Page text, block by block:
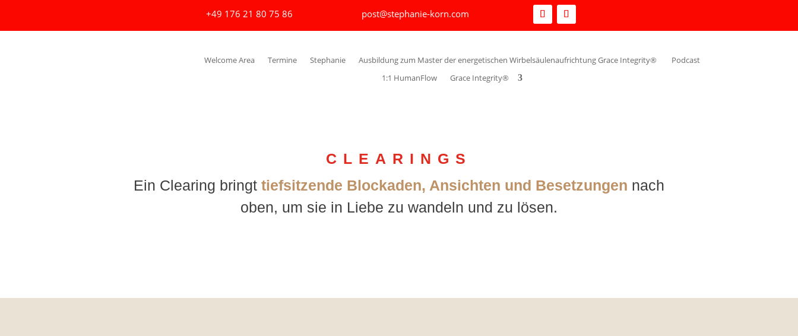
+49 176 21 80 75 86 post@stephanie-korn.com
Welcome Area Termine Stephanie Ausbildung zum Master der energetischen Wirbelsäulenaufrichtung Grace Integrity®
Podcast
1:1 HumanFlow
Grace Integrity®
CLEARINGS
Ein Clearing bringt tiefsitzende Blockaden, Ansichten und Besetzungen nach
oben, um sie in Liebe zu wandeln und zu lösen.